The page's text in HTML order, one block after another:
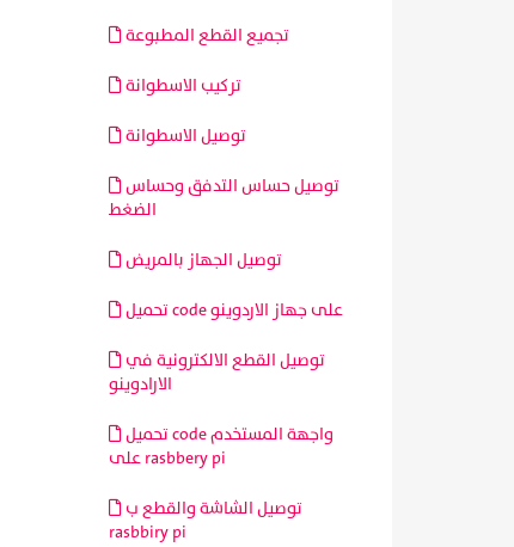
تجميع القطع المطبوعة
تركيب الاسطوانة
توصيل الاسطوانة
توصيل حساس التدفق وحساس
الضغط
توصيل الجهاز بالمريض
تحميل code على جهاز الاردوينو
توصيل القطع الالكترونية في
الارادوينو
تحميل code واجهة المستخدم
على rasbbery pi
توصيل الشاشة والقطع ب
rasbbiry pi